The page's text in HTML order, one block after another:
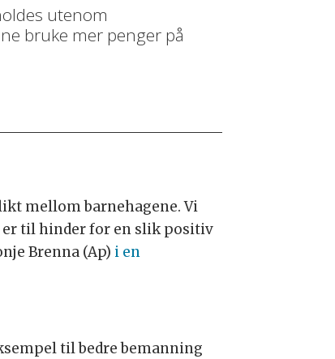
utenom
bruke mer penger på
mellom barnehagene. Vi
er til hinder for en slik positiv
Brenna (Ap) i en
til bedre bemanning